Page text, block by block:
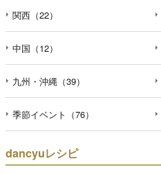
関西（22）
中国（12）
九州・沖縄（39）
季節イベント（76）
dancyuレシピ